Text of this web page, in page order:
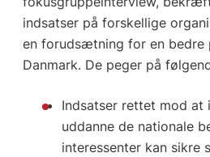
indsatser på forskellige
en forudsætning for en bedre
Danmark. De peger på
Indsatser rettet mod at
uddanne de nationale
interessenter kan sikre